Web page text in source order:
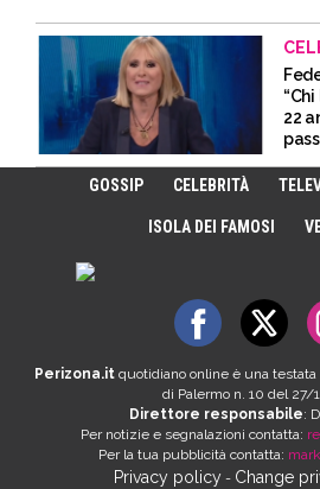
22
GOSSIP CELEBRITÀ
ISOLA DEI FAMOSI
Perizona.it quotidiano online è una
di Palermo n. 10 del 27/
Direttore responsabile:
Per notizie e segnalazioni contatta:
Per la tua pubblicità contatta:
Privacy policy- Change